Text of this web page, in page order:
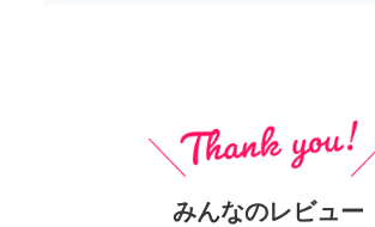
みんなのレビュー